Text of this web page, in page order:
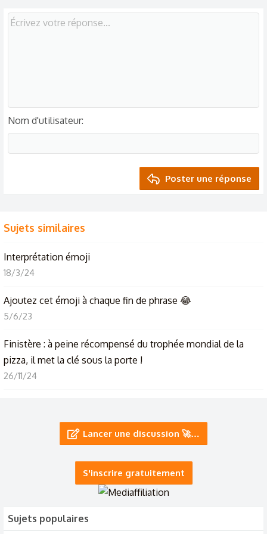
Nom d'utilisateur
Poster une réponse
Sujets similaires
Interprétation émoji
18/3/24
Ajoutez cet émoji à chaque fin de phrase 😂
5/6/23
Finistère : à peine récompensé du trophée mondial de la
pizza, il met la clé sous la porte !
26/11/24
Estimation moyenne d’un four à pizza
Lancer une discussion 🚀…
S'inscrire gratuitement
Sujets populaires